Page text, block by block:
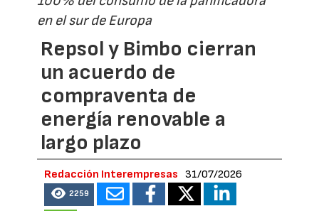
en el sur de Europa
Repsol y Bimbo cierran
un acuerdo de
compraventa de
energía renovable a
largo plazo
Redacción Interempresas 31/07/2026
2259